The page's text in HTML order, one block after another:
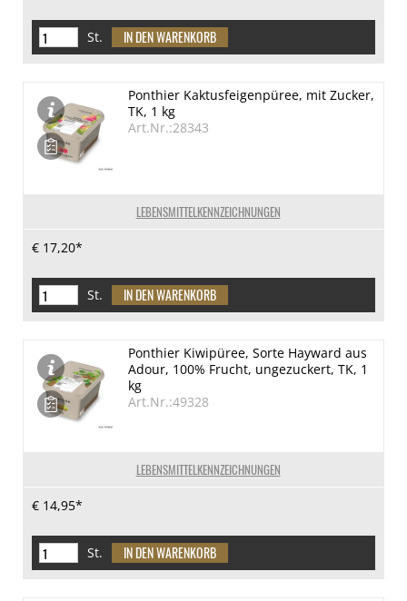
St.
LEBENSMITTELKENNZEICHNUNGEN
Ponthier Kaktusfeigenpüree, mit Zucker,
TK, 1 kg
Art.Nr.:28343
€ 17,20*
St.
LEBENSMITTELKENNZEICHNUNGEN
Ponthier Kiwipüree, Sorte Hayward aus
Adour, 100% Frucht, ungezuckert, TK, 1
kg
Art.Nr.:49328
€ 14,95*
St.